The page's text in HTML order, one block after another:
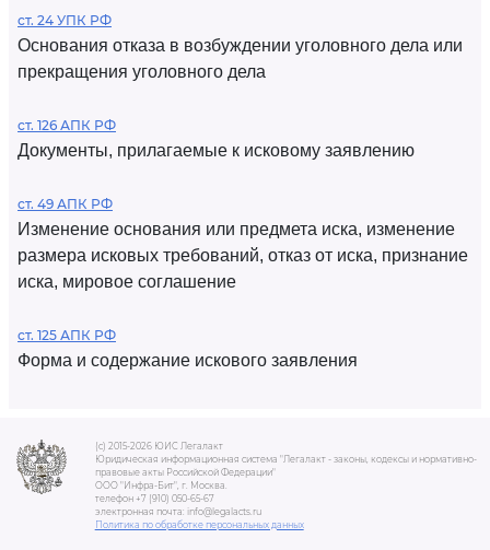
ст. 24 УПК РФ
Основания отказа в возбуждении уголовного дела или
прекращения уголовного дела
ст. 126 АПК РФ
Документы, прилагаемые к исковому заявлению
ст. 49 АПК РФ
Изменение основания или предмета иска, изменение
размера исковых требований, отказ от иска, признание
иска, мировое соглашение
ст. 125 АПК РФ
Форма и содержание искового заявления
(c) 2015-2026 ЮИС Легалакт
Юридическая информационная система "Легалакт - законы, кодексы и нормативно-
правовые акты Российской Федерации"
ООО "Инфра-Бит", г. Москва.
телефон +7 (910) 050-65-67
электронная почта: info@legalacts.ru
Политика по обработке персональных данных